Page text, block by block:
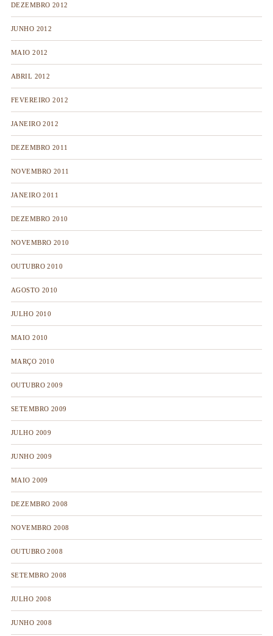
DEZEMBRO 2012
JUNHO 2012
MAIO 2012
ABRIL 2012
FEVEREIRO 2012
JANEIRO 2012
DEZEMBRO 2011
NOVEMBRO 2011
JANEIRO 2011
DEZEMBRO 2010
NOVEMBRO 2010
OUTUBRO 2010
AGOSTO 2010
JULHO 2010
MAIO 2010
MARÇO 2010
OUTUBRO 2009
SETEMBRO 2009
JULHO 2009
JUNHO 2009
MAIO 2009
DEZEMBRO 2008
NOVEMBRO 2008
OUTUBRO 2008
SETEMBRO 2008
JULHO 2008
JUNHO 2008